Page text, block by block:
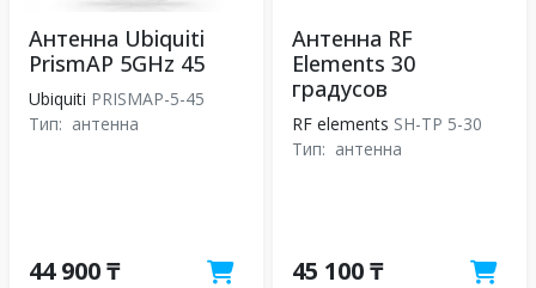
Антенна Ubiquiti
PrismAP 5GHz 45
Ubiquiti PRISMAP-5-45
Тип: антенна
44 900 ₸
Антенна RF
Elements 30
градусов
RF elements SH-TP 5-30
Тип: антенна
45 100 ₸